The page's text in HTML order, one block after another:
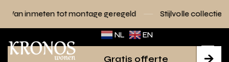
montage geregeld Stijlvolle collecties voor elk
NL EN

Gratis offerte